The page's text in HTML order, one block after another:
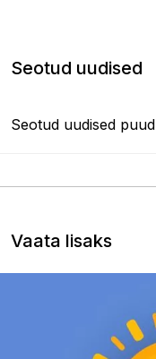
Seotud uudised
Seotud uudised
Vaata lisaks